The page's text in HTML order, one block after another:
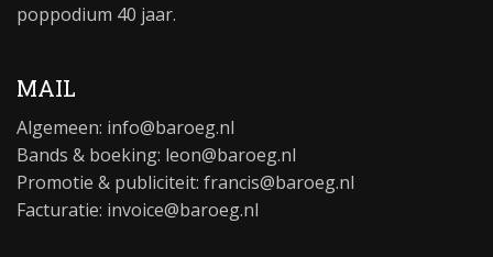
poppodium 40 jaar.
MAIL
Algemeen: info@baroeg.nl
Bands & boeking: leon@baroeg.nl
Promotie & publiciteit: francis@baroeg.nl
Facturatie: invoice@baroeg.nl